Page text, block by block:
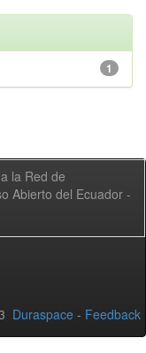
1
la Red de
Abierto del Ecuador -
Duraspace - Feedback